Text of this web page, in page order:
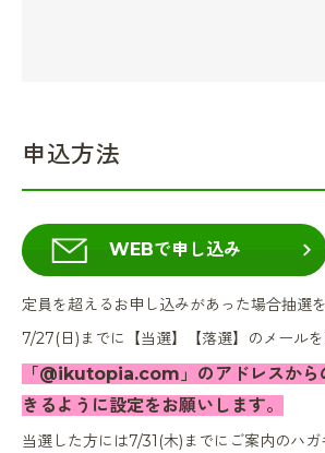
申込方法
WEBで申し込み
定員を超えるお申し込みがあった場合抽選を
7/27(日)までに【当選】【落選】のメールを
「 @ikutopia.com」のアドレスから
きるように設定をお願いします。
当選した方には7/31(木)までにご案内のハ